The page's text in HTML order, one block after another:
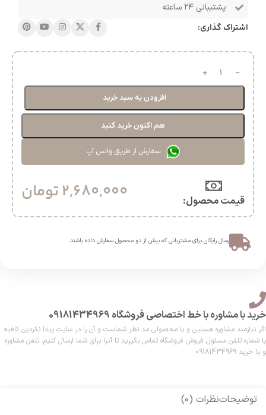
پشتیبانی ۲۴ ساعته
اشتراک گذاری:
افزودن به سبد خرید
هم اکنون خرید کنید
سفارش از طریق واتس آپ
قیمت محصول:​ 2,680,000تومان
ارسال رایگان برای مشتریانی که بیش از دو محصول سفارش داده باشند.​
خرید با مشاوره با خط اختصاصی فروشگاه 09181434969
اگر نیازمند مشاوره هستین و یا محصولی مد نظر شماست و آن را در سایت پیدا نکردین کافیه
با شماره تلفن مسئول فروش فروشگاه تماس بگیرید تا آنرا برای شما ارسال کنیم. تلفن مشاوره
و یا خرید 09181434969
توضیحاتنظرات (0)